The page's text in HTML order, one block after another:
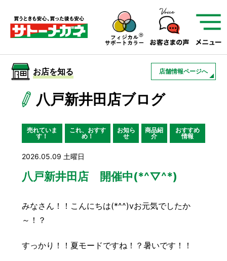
サトーメガネを知る
サトーメガネについて
01 サトーメガネの遠近
検査・フィッティング
03 アフターサービス
お店を知る
サービスを知る
お店を知る 店舗情報ページへ
八戸新井田店ブログ
売れていま
す！
これ、おすす
め！
お知ら
せ
商品紹
介
おすすめ
情報
2026.05.09 土曜日
八戸新井田店 開催中(*^▽^*)
みなさん！！こんにちは(*^^)vお元気でしたか
～！？
すっかり！！夏モードですね！？暑いです！！